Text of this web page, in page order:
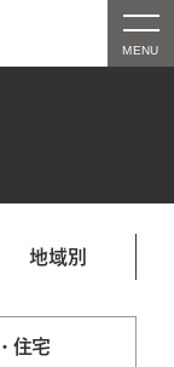
地域別
住宅